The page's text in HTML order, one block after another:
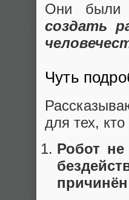
Они были
создать
Чуть
для тех,
Робот